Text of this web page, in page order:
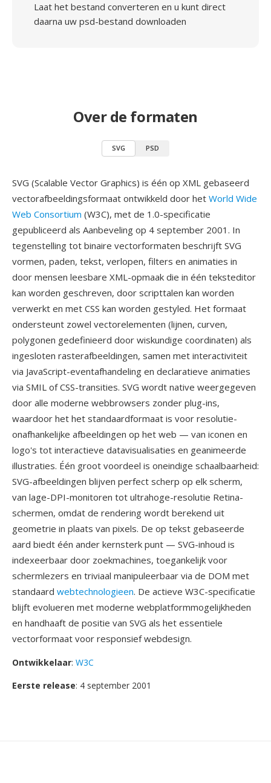
Laat het bestand converteren en u kunt direct
daarna uw psd-bestand downloaden
Over de formaten
SVG PSD
SVG (Scalable Vector Graphics) is één op XML gebaseerd
vectorafbeeldingsformaat ontwikkeld door het World Wide
Web Consortium (W3C), met de 1.0-specificatie
gepubliceerd als Aanbeveling op 4 september 2001. In
tegenstelling tot binaire vectorformaten beschrijft SVG
vormen, paden, tekst, verlopen, filters en animaties in
door mensen leesbare XML-opmaak die in één teksteditor
kan worden geschreven, door scripttalen kan worden
verwerkt en met CSS kan worden gestyled. Het formaat
ondersteunt zowel vectorelementen (lijnen, curven,
polygonen gedefinieerd door wiskundige coordinaten) als
ingesloten rasterafbeeldingen, samen met interactiviteit
via JavaScript-eventafhandeling en declaratieve animaties
via SMIL of CSS-transities. SVG wordt native weergegeven
door alle moderne webbrowsers zonder plug-ins,
waardoor het het standaardformaat is voor resolutie-
onafhankelijke afbeeldingen op het web — van iconen en
logo's tot interactieve datavisualisaties en geanimeerde
illustraties. Één groot voordeel is oneindige schaalbaarheid:
SVG-afbeeldingen blijven perfect scherp op elk scherm,
van lage-DPI-monitoren tot ultrahoge-resolutie Retina-
schermen, omdat de rendering wordt berekend uit
geometrie in plaats van pixels. De op tekst gebaseerde
aard biedt één ander kernsterk punt — SVG-inhoud is
indexeerbaar door zoekmachines, toegankelijk voor
schermlezers en triviaal manipuleerbaar via de DOM met
standaard webtechnologieen. De actieve W3C-specificatie
blijft evolueren met moderne webplatformmogelijkheden
en handhaaft de positie van SVG als het essentiele
vectorformaat voor responsief webdesign.
Ontwikkelaar: W3C
Eerste release: 4 september 2001